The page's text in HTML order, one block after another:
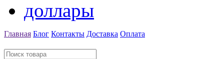
доллары
Главная Блог Контакты Доставка Оплата